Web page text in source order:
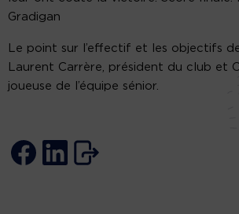
Gradigan
Le point sur l’effectif et les objectifs
Laurent Carrère, président du club et
joueuse de l’équipe sénior.